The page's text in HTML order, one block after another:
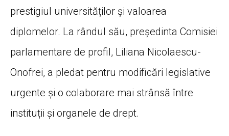
prestigiul universităților și valoarea
diplomelor. La rândul său, președinta Comisiei
parlamentare de profil, Liliana Nicolaescu-
Onofrei, a pledat pentru modificări legislative
urgente și o colaborare mai strânsă între
instituții și organele de drept.